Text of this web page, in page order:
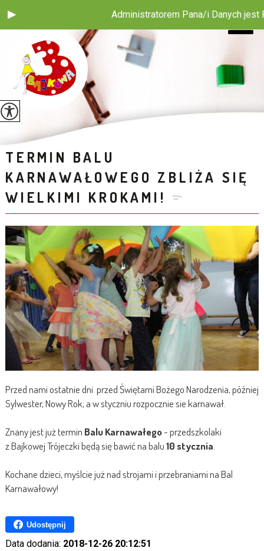
Administratorem Pana/i Danych jest
TERMIN BALU
KARNAWAŁOWEGO ZBLIŻA SIĘ
WIELKIMI KROKAMI!
Przed nami ostatnie dni przed Świętami Bożego Narodzenia, później
Sylwester, Nowy Rok, a w styczniu rozpocznie sie karnawał.
Znany jest już termin Balu Karnawałego- przedszkolaki
z Bajkowej Trójeczki będą się bawić na balu10 stycznia.
Kochane dzieci, myślcie już nad strojami i przebraniami na Bal
Karnawałowy!
Udostępnij
Data dodania: 2018-12-26 20:12:51